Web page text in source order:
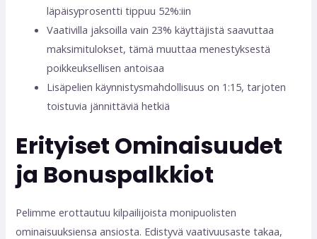
läpäisyprosentti tippuu 52%:iin
Vaativilla jaksoilla vain 23% käyttäjistä saavuttaa
maksimitulokset, tämä muuttaa menestyksestä
poikkeuksellisen antoisaa
Lisäpelien käynnistysmahdollisuus on 1:15, tarjoten
toistuvia jännittäviä hetkiä
Erityiset Ominaisuudet
ja Bonuspalkkiot
Pelimme erottautuu kilpailijoista monipuolisten
ominaisuuksiensa ansiosta. Edistyvä vaativuusaste takaa,